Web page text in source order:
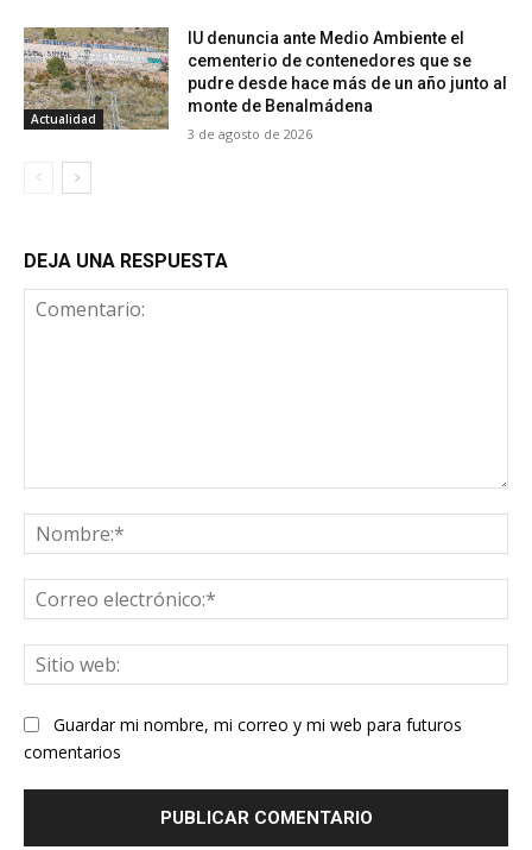
Actualidad
IU denuncia ante Medio Ambiente el
cementerio de contenedores que se
pudre desde hace más de un año junto al
monte de Benalmádena
3 de agosto de 2026
DEJA UNA RESPUESTA
Guardar mi nombre, mi correo y mi web para futuros
comentarios